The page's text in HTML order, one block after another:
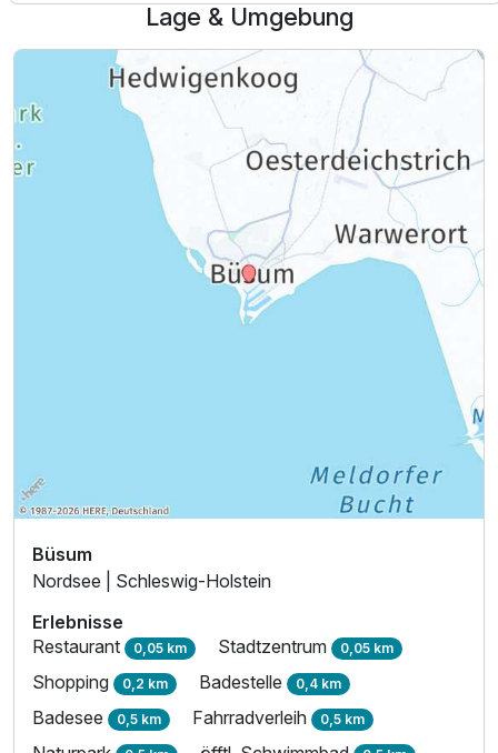
1 Erwachsenen und 1 Kind
609,00 €
Lage & Umgebung
Büsum
Nordsee | Schleswig-Holstein
Erlebnisse
Restaurant 0,05 km Stadtzentrum 0,05 km
Shopping 0,2 km Badestelle 0,4 km
Badesee 0,5 km Fahrradverleih 0,5 km